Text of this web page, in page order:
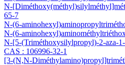
N-
65-7
N-(6-
N-(6-
N-[5-(Triméthoxysilylpropyl)-2-aza-
CAS : 106996-32-1
[3-(N,N-